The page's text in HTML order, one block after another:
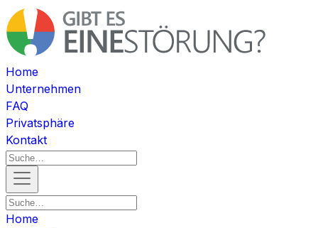
Home
Unternehmen
FAQ
Privatsphäre
Kontakt
Home